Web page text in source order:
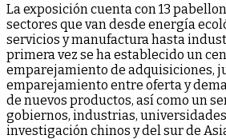
La exposición cuenta con 13
sectores que van desde energía
servicios y manufactura hasta
primera vez se ha establecido un
emparejamiento de adquisiciones,
emparejamiento entre oferta y
de nuevos productos, así como un
gobiernos, industrias,
investigación chinos y del sur de